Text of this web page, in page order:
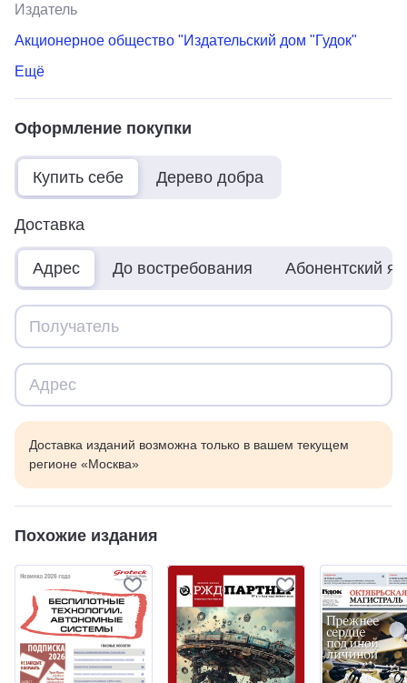
Издатель
Акционерное общество "Издательский дом "Гудок"
Ещё
Оформление покупки
Купить себе Дерево добра
Доставка
Адрес До востребования Абонентский
Доставка изданий возможна только в вашем текущем
регионе «Москва»
Похожие издания